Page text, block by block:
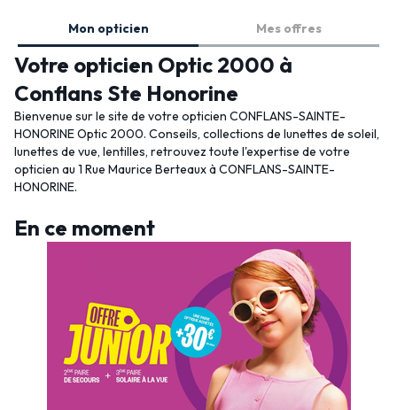
Mon opticien Mes offres
Votre opticien Optic 2000 à
Conflans Ste Honorine
Bienvenue sur le site de votre opticien CONFLANS-SAINTE-
HONORINE Optic 2000. Conseils, collections de lunettes de soleil,
lunettes de vue, lentilles, retrouvez toute l'expertise de votre
opticien au 1 Rue Maurice Berteaux à CONFLANS-SAINTE-
HONORINE.
En ce moment